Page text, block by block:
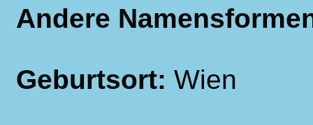
Andere
Geburtsort: Wien